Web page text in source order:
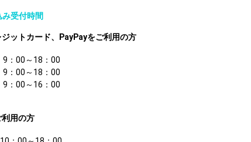
み受付時間
ットカード、PayPayをご利用の方
00～18：00
：00～18：00
：00～16：00
利用の方